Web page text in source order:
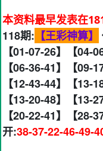
本资料最早发表在
118期: 【王彩神算】
【01-07-26】【04-
【06-36-41】【09-
【12-43-44】【13-
【13-20-48】【13-
【20-22-41】【28-
开:38-37-22-46-49-